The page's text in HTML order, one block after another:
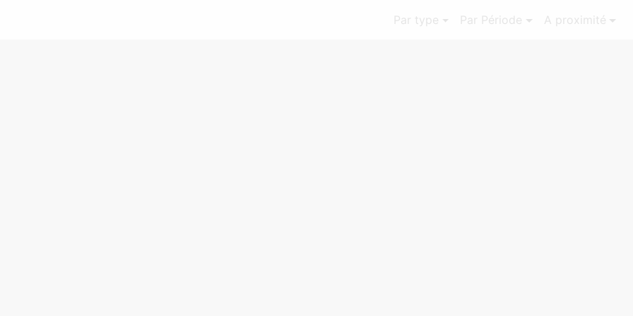
Par type Par Période A proximité